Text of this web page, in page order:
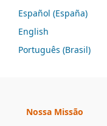
Español (España)
English
Português (Brasil)
Nossa Missão